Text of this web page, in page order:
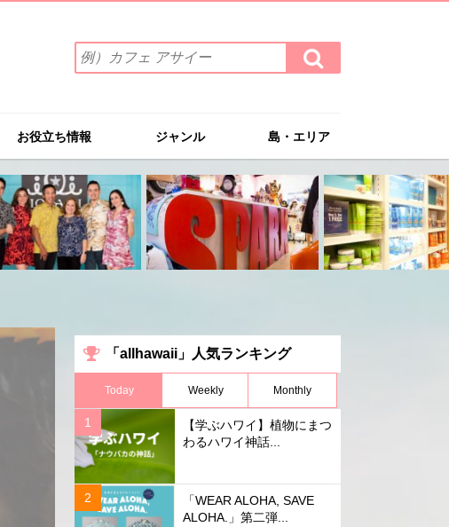
索
ワ
を
入
力
(例）
カ
フ
ェ
イ
ー
検
索
す
お役立ち情報 ジャンル 島・エリア
「allhawaii」人気ランキング
Today Weekly Monthly
【学ぶハワイ】植物にまつ
わるハワイ神話...
「WEAR ALOHA, SAVE
ALOHA.」第二弾...